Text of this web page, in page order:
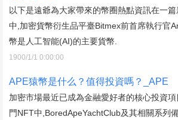
以下是遠爺為大家帶來的幣圈熱點資訊在一
中,加密貨幣衍生品平臺Bitmex前首席執行官
幣是人工智能(AI)的主要貨幣.
1900/1/1 0:00:00
APE猿幣是什么？值得投資嗎？_APE
加密市場最近已成為金融愛好者的核心投資
門NFT中,BoredApeYachtClub及其相關系列